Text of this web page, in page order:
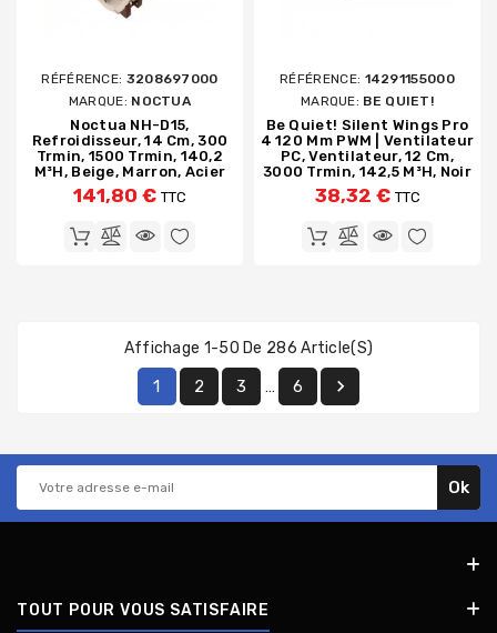
RÉFÉRENCE: 3208697000
MARQUE: NOCTUA
Noctua NH-D15,
Refroidisseur, 14 Cm, 300
Trmin, 1500 Trmin, 140,2
M³h, Beige, Marron, Acier
141,80 € TTC
RÉFÉRENCE: 14291155000
MARQUE: BE QUIET!
Be Quiet! Silent Wings Pro
4 120 Mm PWM | Ventilateur
PC, Ventilateur, 12 Cm,
3000 Trmin, 142,5 M³h, Noir
38,32 € TTC
Affichage 1-50 De 286 Article(s)
1 2 3 … 6 
TOUT POUR VOUS SATISFAIRE